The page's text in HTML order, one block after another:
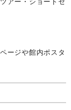
ージや館内ポスタ